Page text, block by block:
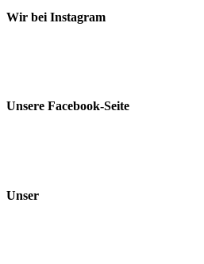
Wir bei Instagram
Unsere Facebook-Seite
Unser